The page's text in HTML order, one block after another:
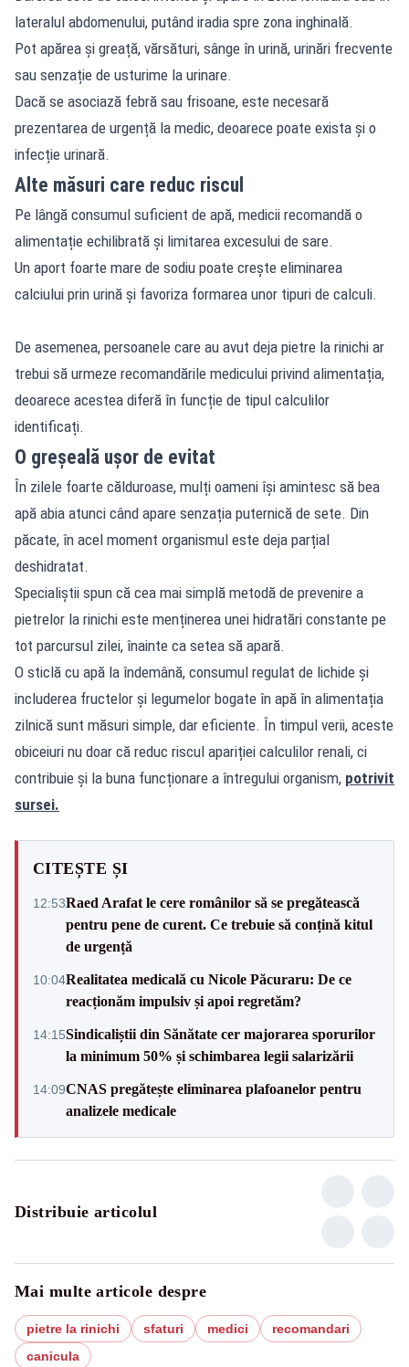
lateralul abdomenului, putând iradia spre zona inghinală.
Pot apărea și greață, vărsături, sânge în urină, urinări frecvente
sau senzație de usturime la urinare.
Dacă se asociază febră sau frisoane, este necesară
prezentarea de urgență la medic, deoarece poate exista și o
infecție urinară.
Alte măsuri care reduc riscul
Pe lângă consumul suficient de apă, medicii recomandă o
alimentație echilibrată și limitarea excesului de sare.
Un aport foarte mare de sodiu poate crește eliminarea
calciului prin urină și favoriza formarea unor tipuri de calculi.
De asemenea, persoanele care au avut deja pietre la rinichi ar
trebui să urmeze recomandările medicului privind alimentația,
deoarece acestea diferă în funcție de tipul calculilor
identificați.
O greșeală ușor de evitat
În zilele foarte călduroase, mulți oameni își amintesc să bea
apă abia atunci când apare senzația puternică de sete. Din
păcate, în acel moment organismul este deja parțial
deshidratat.
Specialiștii spun că cea mai simplă metodă de prevenire a
pietrelor la rinichi este menținerea unei hidratări constante pe
tot parcursul zilei, înainte ca setea să apară.
O sticlă cu apă la îndemână, consumul regulat de lichide și
includerea fructelor și legumelor bogate în apă în alimentația
zilnică sunt măsuri simple, dar eficiente. În timpul verii, aceste
obiceiuri nu doar că reduc riscul apariției calculilor renali, ci
contribuie și la buna funcționare a întregului organism, potrivit
sursei.
CITEȘTE ȘI
12:53Raed Arafat le cere românilor să se pregătească
pentru pene de curent. Ce trebuie să conțină kitul
de urgență
10:04Realitatea medicală cu Nicole Păcuraru: De ce
reacționăm impulsiv și apoi regretăm?
14:15Sindicaliștii din Sănătate cer majorarea sporurilor
la minimum 50% și schimbarea legii salarizării
14:09CNAS pregătește eliminarea plafoanelor pentru
analizele medicale
Distribuie articolul
Mai multe articole despre
pietre la rinichi sfaturi medici
recomandari
canicula